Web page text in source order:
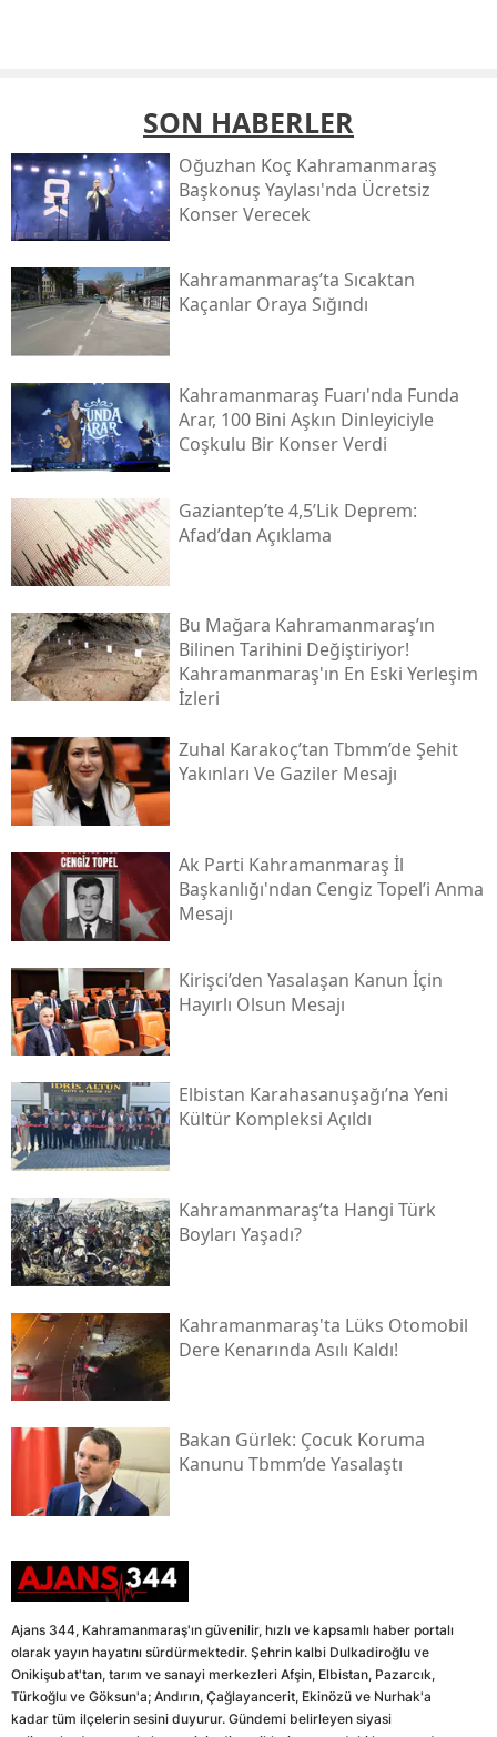
SON HABERLER
Oğuzhan Koç Kahramanmaraş
Başkonuş Yaylası'nda Ücretsiz
Konser Verecek
Kahramanmaraş’ta Sıcaktan
Kaçanlar Oraya Sığındı
Kahramanmaraş Fuarı'nda Funda
Arar, 100 Bini Aşkın Dinleyiciyle
Coşkulu Bir Konser Verdi
Gaziantep’te 4,5’lik Deprem:
Afad’dan Açıklama
Bu Mağara Kahramanmaraş’ın
Bilinen Tarihini Değiştiriyor!
Kahramanmaraş'ın En Eski Yerleşim
İzleri
Zuhal Karakoç’tan Tbmm’de Şehit
Yakınları Ve Gaziler Mesajı
Ak Parti Kahramanmaraş İl
Başkanlığı'ndan Cengiz Topel’i Anma
Mesajı
Kirişci’den Yasalaşan Kanun İçin
Hayırlı Olsun Mesajı
Elbistan Karahasanuşağı’na Yeni
Kültür Kompleksi Açıldı
Kahramanmaraş’ta Hangi Türk
Boyları Yaşadı?
Kahramanmaraş'ta Lüks Otomobil
Dere Kenarında Asılı Kaldı!
Bakan Gürlek: Çocuk Koruma
Kanunu Tbmm’de Yasalaştı
Ajans 344, Kahramanmaraş'ın güvenilir, hızlı ve kapsamlı haber portalı
olarak yayın hayatını sürdürmektedir. Şehrin kalbi Dulkadiroğlu ve
Onikişubat'tan, tarım ve sanayi merkezleri Afşin, Elbistan, Pazarcık,
Türkoğlu ve Göksun'a; Andırın, Çağlayancerit, Ekinözü ve Nurhak'a
kadar tüm ilçelerin sesini duyurur. Gündemi belirleyen siyasi